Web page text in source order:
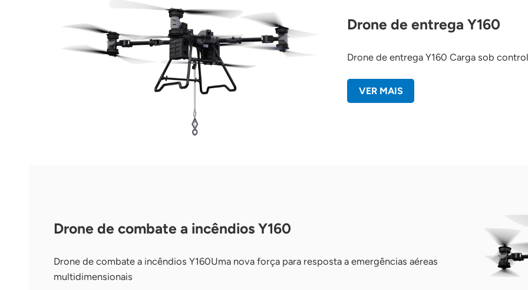
Drone de entrega Y160
Drone de entrega Y160 Carga sob
VER MAIS
Drone de combate a incêndios Y160
Drone de combate a incêndios Y160Uma nova força para resposta a emergências aéreas
multidimensionais